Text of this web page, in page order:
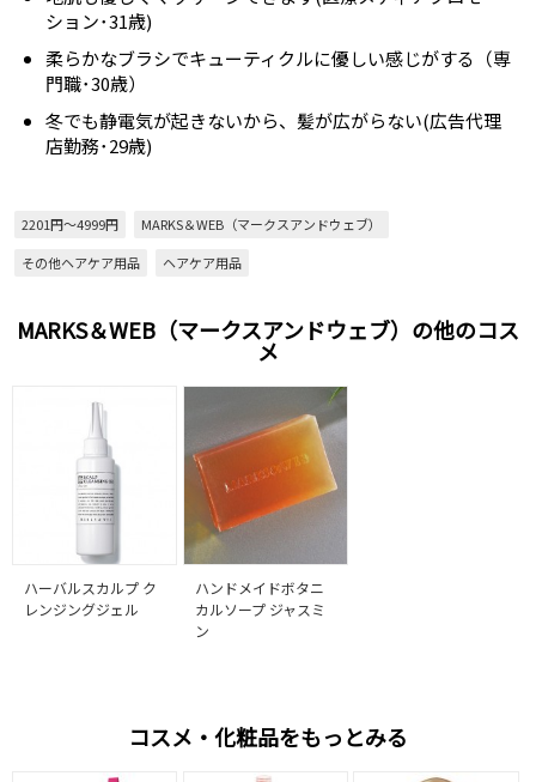
ション･31歳)
柔らかなブラシでキューティクルに優しい感じがする（専
門職･30歳）
冬でも静電気が起きないから、髪が広がらない(広告代理
店勤務･29歳)
2201円～4999円
MARKS＆WEB（マークスアンドウェブ）
その他ヘアケア用品
ヘアケア用品
MARKS＆WEB（マークスアンドウェブ）の他のコス
メ
ハーバルスカルプ ク
レンジングジェル
ハンドメイドボタニ
カルソープ ジャスミ
ン
コスメ・化粧品をもっとみる